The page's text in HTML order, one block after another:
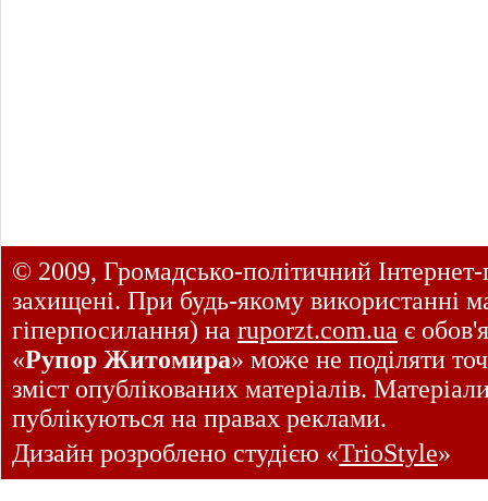
© 2009, Громадсько-політичний
захищені. При будь-якому використанні
гіперпосилання) на ruporzt.com.ua є
«Рупор Житомира» може не поділяти
зміст опублікованих матеріалів.
публікуються на правах реклами.
Дизайн розроблено студією «TrioStyle»